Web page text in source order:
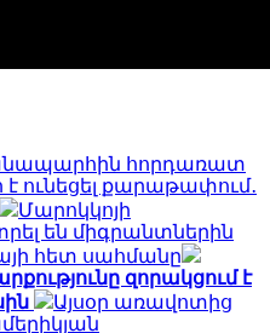
հորդառատ
ունեցել քարաթափում․
Մարոկկոյի
են միգրանտներին
հետ սահմանը
զորակցում է
Այսօր առավոտից